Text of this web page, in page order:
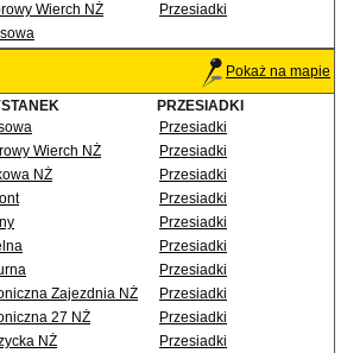
Wierch NŻ
Przesiadki
Pokaż na mapie
PRZESIADKI
Przesiadki
Wierch NŻ
Przesiadki
NŻ
Przesiadki
Przesiadki
Przesiadki
Przesiadki
Przesiadki
Zajezdnia NŻ
Przesiadki
27 NŻ
Przesiadki
NŻ
Przesiadki